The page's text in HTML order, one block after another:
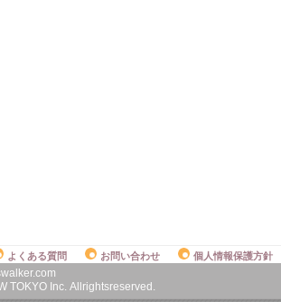
よくある質問 お問い合わせ 個人情報保護方針
TOKYO Inc. Allrightsreserved.